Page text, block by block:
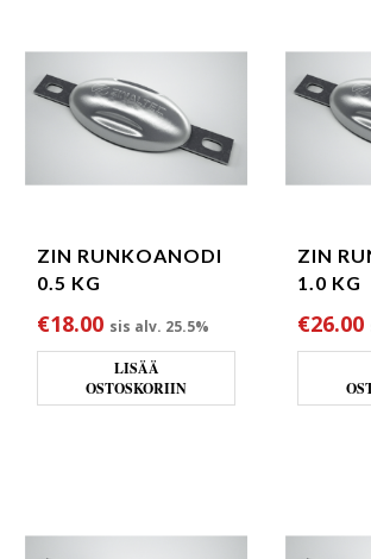
ZIN RUNKOANODI
0.5 KG
€18.00 sis alv. 25.5%
LISÄÄ
OSTOSKORIIN
ZIN
1.0 KG
€26.00